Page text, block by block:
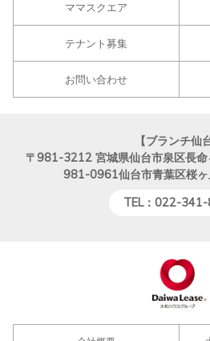
ママスクエア
テナント募集
お問い合わせ
【ブランチ仙
〒981-3212 宮城県仙台市泉区長
981-0961仙台市青葉区桜
TEL：022-